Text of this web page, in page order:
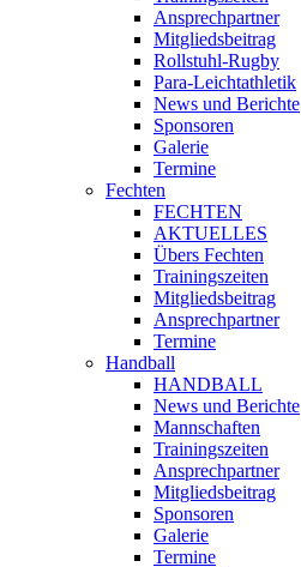
Ansprechpartner
Mitgliedsbeitrag
Rollstuhl-Rugby
Para-Leichtathletik
News und Berichte
Sponsoren
Galerie
Termine
Fechten
FECHTEN
AKTUELLES
Übers Fechten
Trainingszeiten
Mitgliedsbeitrag
Ansprechpartner
Termine
Handball
HANDBALL
News und Berichte
Mannschaften
Trainingszeiten
Ansprechpartner
Mitgliedsbeitrag
Sponsoren
Galerie
Termine